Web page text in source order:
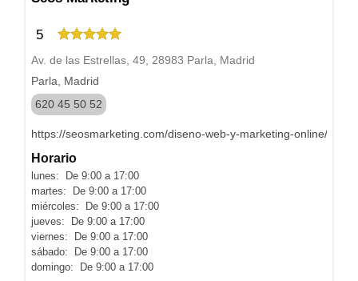
5
Av. de las Estrellas, 49, 28983 Parla, Madrid
Parla, Madrid
620 45 50 52
https://seosmarketing.com/diseno-web-y-marketing-online/
Horario
lunes: De 9:00 a 17:00
martes: De 9:00 a 17:00
miércoles: De 9:00 a 17:00
jueves: De 9:00 a 17:00
viernes: De 9:00 a 17:00
sábado: De 9:00 a 17:00
domingo: De 9:00 a 17:00